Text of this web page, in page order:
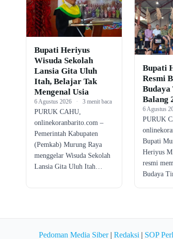
Bupati Heriyus
Wisuda Sekolah
Lansia Gita Uluh
Itah, Belajar Tak
Mengenal Usia
6 Agustus 2026 · 3 menit baca
PURUK CAHU,
onlinekoranbarito.com –
Pemerintah Kabupaten
(Pemkab) Murung Raya
menggelar Wisuda Sekolah
Lansia Gita Uluh Itah…
Bupati
Resmi
Budaya
Balang
6 Agustus
PURUK
Bupati
Heriyus
resmi
Budaya
Pedoman Media Siber| Redaksi | SOP